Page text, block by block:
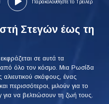
Παρακολουθήστε το Τρέιλερ
Στεγών έως τη
σε αυτά τα
όλο τον κόσμο. Μια Ρωσίδα
αλιευτικού σκάφους, ένας
περισσότεροι, μιλούν για το
να βελτιώσουν τη ζωή τους.